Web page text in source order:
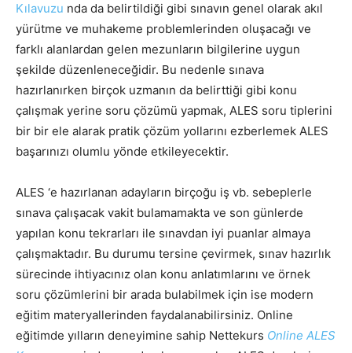
Kılavuzu nda da belirtildiği gibi sınavın genel olarak akıl
yürütme ve muhakeme problemlerinden oluşacağı ve
farklı alanlardan gelen mezunların bilgilerine uygun
şekilde düzenleneceğidir. Bu nedenle sınava
hazırlanırken birçok uzmanın da belirttiği gibi konu
çalışmak yerine soru çözümü yapmak, ALES soru tiplerini
bir bir ele alarak pratik çözüm yollarını ezberlemek ALES
başarınızı olumlu yönde etkileyecektir.
ALES ‘e hazırlanan adayların birçoğu iş vb. sebeplerle
sınava çalışacak vakit bulamamakta ve son günlerde
yapılan konu tekrarları ile sınavdan iyi puanlar almaya
çalışmaktadır. Bu durumu tersine çevirmek, sınav hazırlık
sürecinde ihtiyacınız olan konu anlatımlarını ve örnek
soru çözümlerini bir arada bulabilmek için ise modern
eğitim materyallerinden faydalanabilirsiniz. Online
eğitimde yılların deneyimine sahip Nettekurs Online ALES